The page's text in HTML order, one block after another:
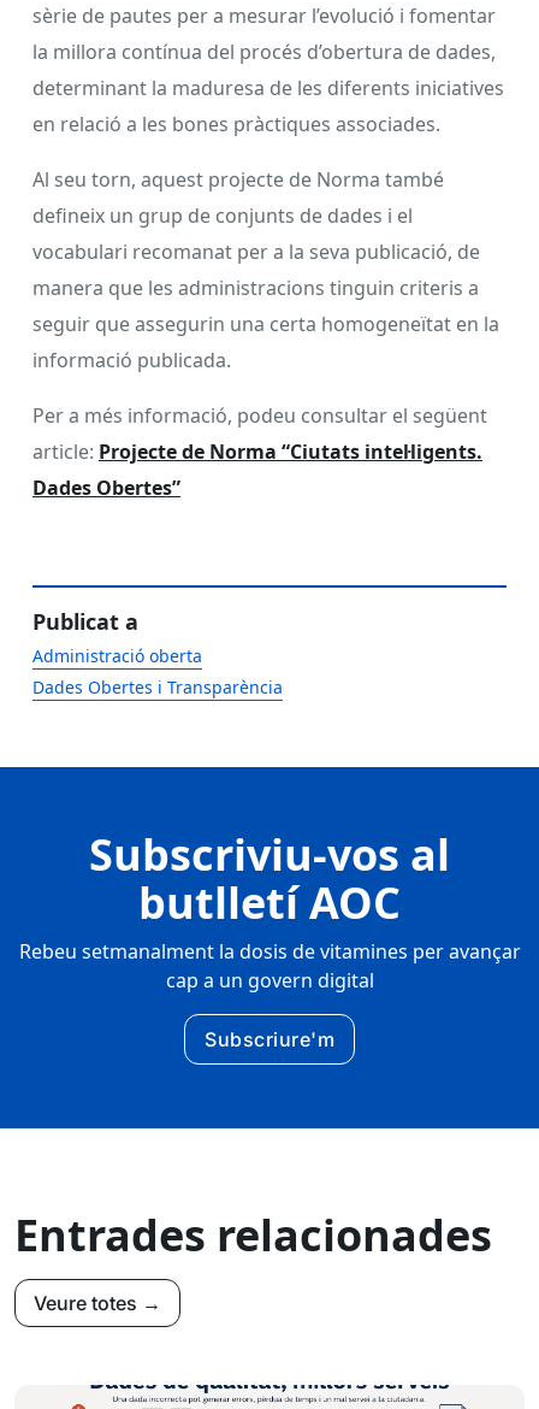
sèrie de pautes per a mesurar l’evolució i fomentar
la millora contínua del procés d’obertura de dades,
determinant la maduresa de les diferents iniciatives
en relació a les bones pràctiques associades.
Al seu torn, aquest projecte de Norma també
defineix un grup de conjunts de dades i el
vocabulari recomanat per a la seva publicació, de
manera que les administracions tinguin criteris a
seguir que assegurin una certa homogeneïtat en la
informació publicada.
Per a més informació, podeu consultar el següent
article: Projecte de Norma “Ciutats intel·ligents.
Dades Obertes”
Publicat a
Administració oberta
Dades Obertes i Transparència
Subscriviu-vos al
butlletí AOC
Rebeu setmanalment la dosis de vitamines per avançar
cap a un govern digital
Subscriure'm
Entrades relacionades
Veure totes →